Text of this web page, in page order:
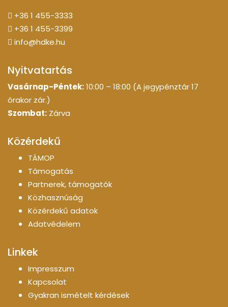
+36 1 455-3333
+36 1 455-3399
info@hdke.hu
Nyitvatartás
Vasárnap-Péntek:10:00 – 18:00 (A jegypénztár 17
órakor zár.)
Szombat: Zárva
Közérdekű
TÁMOP
Támogatás
Partnerek, támogatók
Közhasznúság
Közérdekű adatok
Adatvédelem
Linkek
Impresszum
Kapcsolat
Gyakran ismételt kérdések